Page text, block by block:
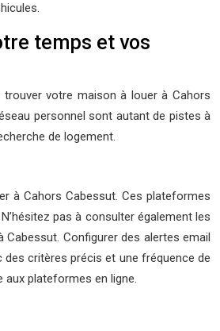
temps et vos
votre maison à louer à Cahors
personnel sont autant de pistes à
de logement.
à Cahors Cabessut. Ces plateformes
pas à consulter également les
Configurer des alertes email
critères précis et une fréquence de
aux plateformes en ligne.